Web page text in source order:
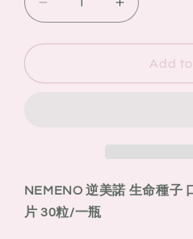
Decrease
quantity
for
逆
種
子
Increase
quantity
for
NEMENO
逆
生
種
Add
NEMENO 逆美諾 生命種子
片 30粒/一瓶